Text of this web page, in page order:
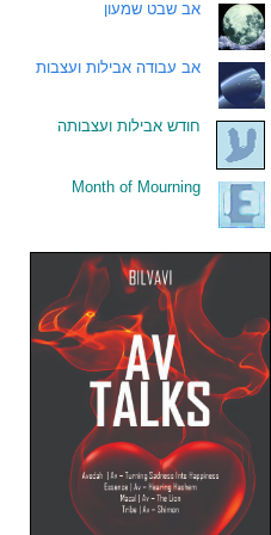
אב שבט שמעון
אב עבודה אבילות ועצבות
חודש אבילות ועצבותה
Month of Mourning